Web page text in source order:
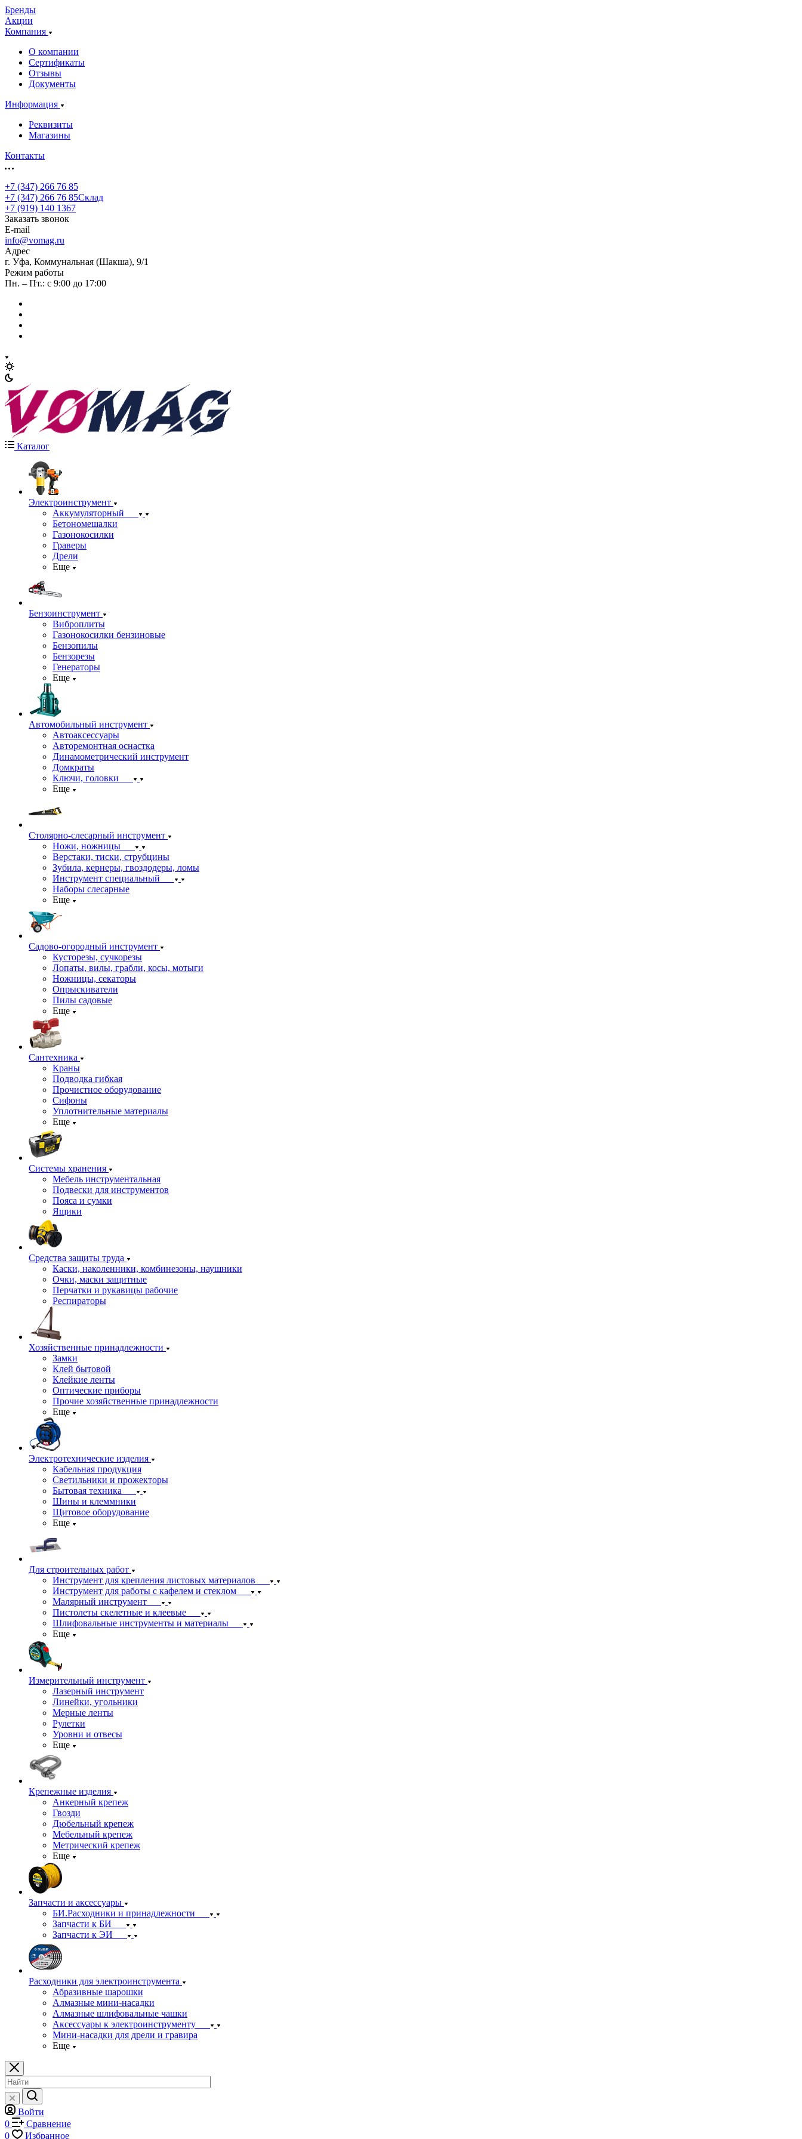
Бренды
Акции
Компания
О компании
Сертификаты
Отзывы
Документы
Информация
Реквизиты
Магазины
Контакты
+7 (347) 266 76 85
+7 (347) 266 76 85Склад
+7 (919) 140 1367
Заказать звонок
E-mail
info@vomag.ru
Адрес
г. Уфа, Коммунальная (Шакша), 9/1
Режим работы
Пн. – Пт.: с 9:00 до 17:00
Каталог
Электроинструмент
Аккумуляторный
Бетономешалки
Газонокосилки
Граверы
Дрели
Еще
Бензоинструмент
Виброплиты
Газонокосилки бензиновые
Бензопилы
Бензорезы
Генераторы
Еще
Автомобильный инструмент
Автоаксессуары
Авторемонтная оснастка
Динамометрический инструмент
Домкраты
Ключи, головки
Еще
Столярно-слесарный инструмент
Ножи, ножницы
Верстаки, тиски, струбцины
Зубила, кернеры, гвоздодеры, ломы
Инструмент специальный
Наборы слесарные
Еще
Садово-огородный инструмент
Кусторезы, сучкорезы
Лопаты, вилы, грабли, косы, мотыги
Ножницы, секаторы
Опрыскиватели
Пилы садовые
Еще
Сантехника
Краны
Подводка гибкая
Прочистное оборудование
Сифоны
Уплотнительные материалы
Еще
Системы хранения
Мебель инструментальная
Подвески для инструментов
Пояса и сумки
Ящики
Средства защиты труда
Каски, наколенники, комбинезоны, наушники
Очки, маски защитные
Перчатки и рукавицы рабочие
Респираторы
Хозяйственные принадлежности
Замки
Клей бытовой
Клейкие ленты
Оптические приборы
Прочие хозяйственные принадлежности
Еще
Электротехнические изделия
Кабельная продукция
Светильники и прожекторы
Бытовая техника
Шины и клеммники
Щитовое оборудование
Еще
Для строительных работ
Инструмент для крепления листовых материалов
Инструмент для работы с кафелем и стеклом
Малярный инструмент
Пистолеты скелетные и клеевые
Шлифовальные инструменты и материалы
Еще
Измерительный инструмент
Лазерный инструмент
Линейки, угольники
Мерные ленты
Рулетки
Уровни и отвесы
Еще
Крепежные изделия
Анкерный крепеж
Гвозди
Дюбельный крепеж
Мебельный крепеж
Метрический крепеж
Еще
Запчасти и аксессуары
БИ.Расходники и принадлежности
Запчасти к БИ
Запчасти к ЭИ
Расходники для электроинструмента
Абразивные шарошки
Алмазные мини-насадки
Алмазные шлифовальные чашки
Аксессуары к электроинструменту
Мини-насадки для дрели и гравира
Еще
Войти
0
Сравнение
0
Избранное